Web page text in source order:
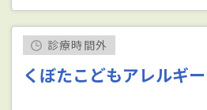
診療時間外
くぼたこどもアレルギ